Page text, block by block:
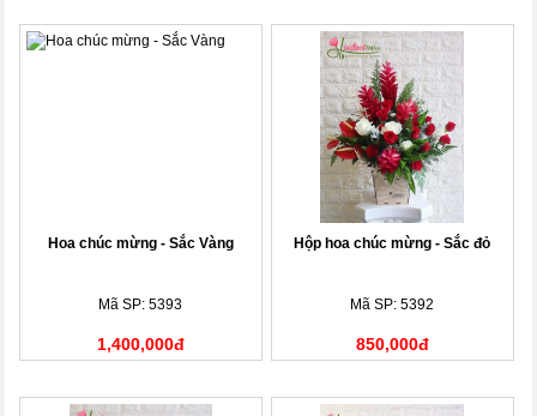
Hoa chúc mừng - Sắc Vàng
Mã SP: 5393
1,400,000đ
Hộp hoa chúc mừng - Sắc đỏ
Mã SP: 5392
850,000đ